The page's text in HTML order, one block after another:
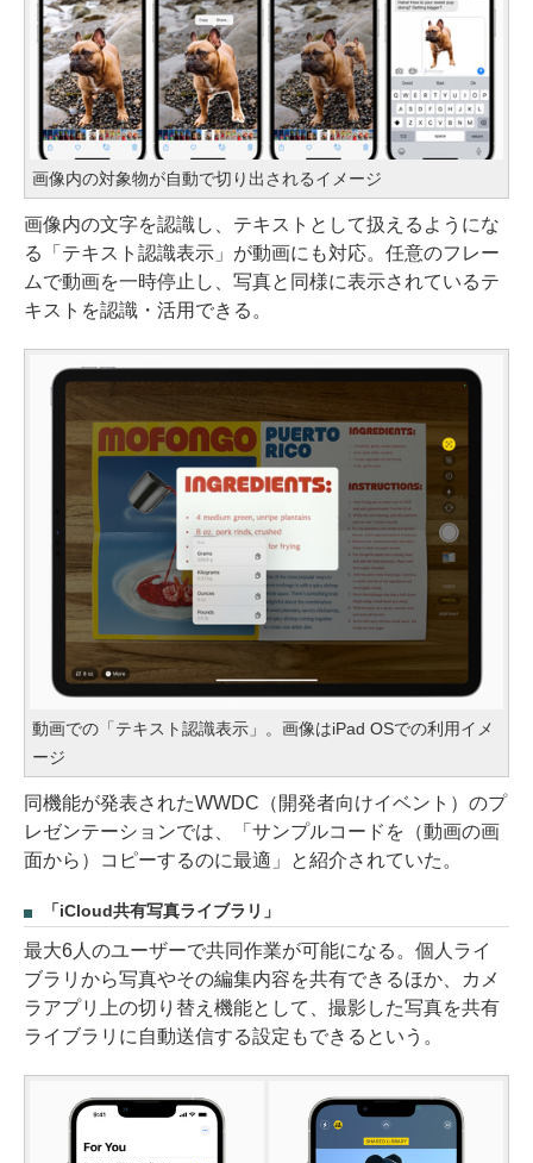
画像内の対象物が自動で切り出されるイメージ
画像内の文字を認識し、テキストとして扱えるようにな
る「テキスト認識表示」が動画にも対応。任意のフレー
ムで動画を一時停止し、写真と同様に表示されているテ
キストを認識・活用できる。
動画での「テキスト認識表示」。画像はiPad OSでの利用イメ
ージ
同機能が発表されたWWDC（開発者向けイベント）のプ
レゼンテーションでは、「サンプルコードを（動画の画
面から）コピーするのに最適」と紹介されていた。
「iCloud共有写真ライブラリ」
最大6人のユーザーで共同作業が可能になる。個人ライ
ブラリから写真やその編集内容を共有できるほか、カメ
ラアプリ上の切り替え機能として、撮影した写真を共有
ライブラリに自動送信する設定もできるという。